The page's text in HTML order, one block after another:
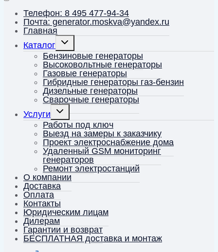
Телефон: 8 495 477-94-34
Почта: generator.moskva@yandex.ru
Главная
Каталог
Переключить
меню
Бензиновые генераторы
Высоковольтные генераторы
Газовые генераторы
Гибридные генераторы газ-бензин
Дизельные генераторы
Сварочные генераторы
Услуги
Переключить
дочернее
меню
Работы под ключ
Выезд на замеры к заказчику
Проект электроснабжение дома
Удаленный GSM мониторинг
генераторов
Ремонт электростанций
О компании
Доставка
Оплата
Контакты
Юридическим лицам
Дилерам
Гарантии и возврат
БЕСПЛАТНАЯ доставка и монтаж